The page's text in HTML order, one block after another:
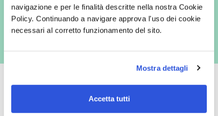
navigazione e per le finalità descritte nella nostra Cookie
Policy. Continuando a navigare approva l'uso dei cookie
necessari al corretto funzionamento del sito.
Mostra dettagli
Accetta tutti
con inviti e comunicazioni commerciali - e modalità tradizionali, quali ad
es. posta cartacea)
Oltre 50.000 prodotti Spedizione gratuita